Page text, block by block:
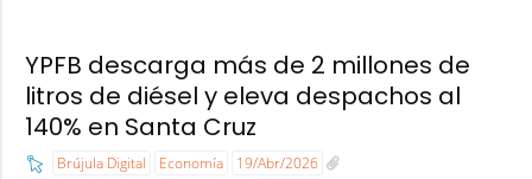
YPFB descarga más de 2 millones de
litros de diésel y eleva despachos al
140% en Santa Cruz
Brújula Digital Economía 19/Abr/2026